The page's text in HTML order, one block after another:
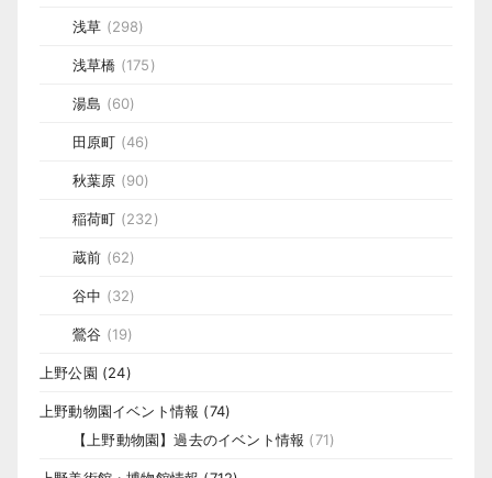
浅草 (298)
浅草橋 (175)
湯島 (60)
田原町 (46)
秋葉原 (90)
稲荷町 (232)
蔵前 (62)
谷中 (32)
鶯谷 (19)
上野公園 (24)
上野動物園イベント情報 (74)
【上野動物園】過去のイベント情報 (71)